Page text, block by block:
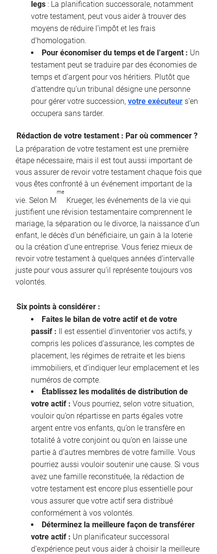
legs : La planification successorale, notamment
votre testament, peut vous aider à trouver des
moyens de réduire l’impôt et les frais
d’homologation.
Pour économiser du temps et de l’argent : Un
testament peut se traduire par des économies de
temps et d’argent pour vos héritiers. Plutôt que
d’attendre qu’un tribunal désigne une personne
pour gérer votre succession, votre exécuteur s’en
occupera sans tarder.
Rédaction de votre testament : Par où commencer ?
La préparation de votre testament est une première
étape nécessaire, mais il est tout aussi important de
vous assurer de revoir votre testament chaque fois que
vous êtes confronté à un événement important de la
vie. Selon M
me
Krueger, les événements de la vie qui
justifient une révision testamentaire comprennent le
mariage, la séparation ou le divorce, la naissance d’un
enfant, le décès d’un bénéficiaire, un gain à la loterie
ou la création d’une entreprise. Vous feriez mieux de
revoir votre testament à quelques années d’intervalle
juste pour vous assurer qu’il représente toujours vos
volontés.
Six points à considérer :
Faites le bilan de votre actif et de votre
passif : Il est essentiel d’inventorier vos actifs, y
compris les polices d’assurance, les comptes de
placement, les régimes de retraite et les biens
immobiliers, et d’indiquer leur emplacement et les
numéros de compte.
Établissez les modalités de distribution de
votre actif : Vous pourriez, selon votre situation,
vouloir qu’on répartisse en parts égales votre
argent entre vos enfants, qu’on le transfère en
totalité à votre conjoint ou qu’on en laisse une
partie à d’autres membres de votre famille. Vous
pourriez aussi vouloir soutenir une cause. Si vous
avez une famille reconstituée, la rédaction de
votre testament est encore plus essentielle pour
vous assurer que votre actif sera distribué
conformément à vos volontés.
Déterminez la meilleure façon de transférer
votre actif : Un planificateur successoral
d’expérience peut vous aider à choisir la meilleure